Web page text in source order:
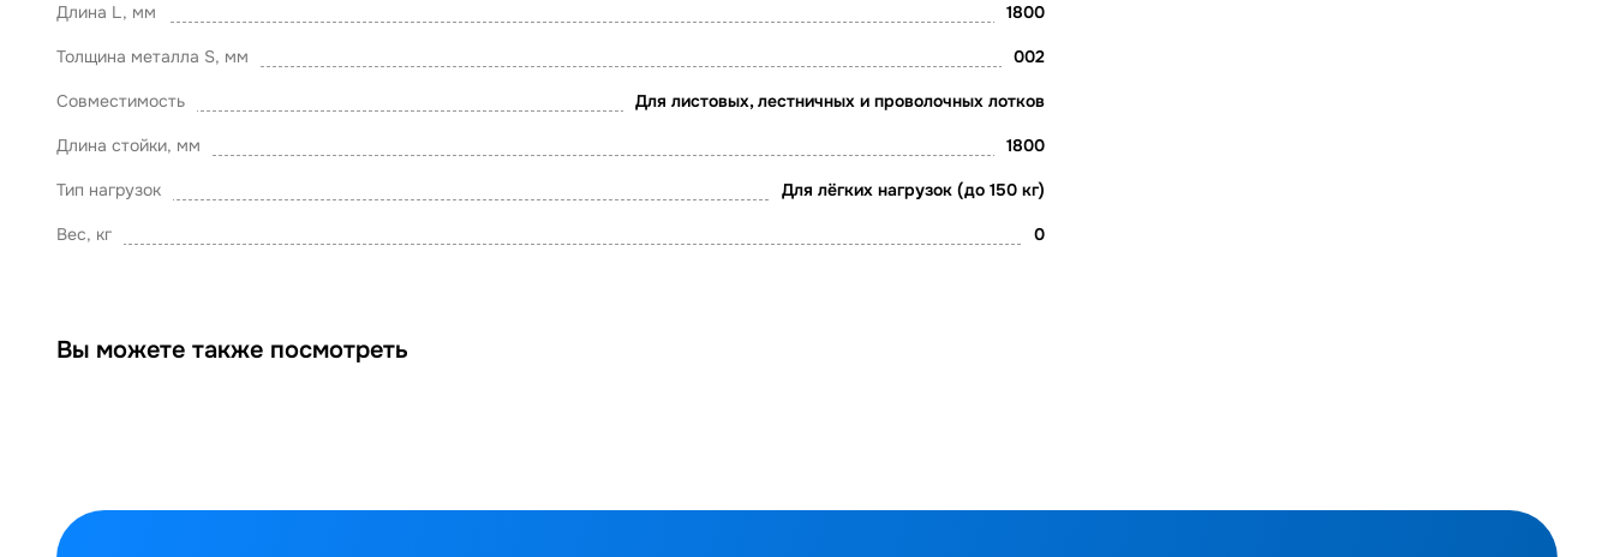
Длина L, мм 1800
Толщина металла S, мм 002
Совместимость Для листовых, лестничных и проволочных лотков
Длина стойки, мм 1800
Тип нагрузок Для лёгких нагрузок (до 150 кг)
Вес, кг 0
Вы можете также посмотреть